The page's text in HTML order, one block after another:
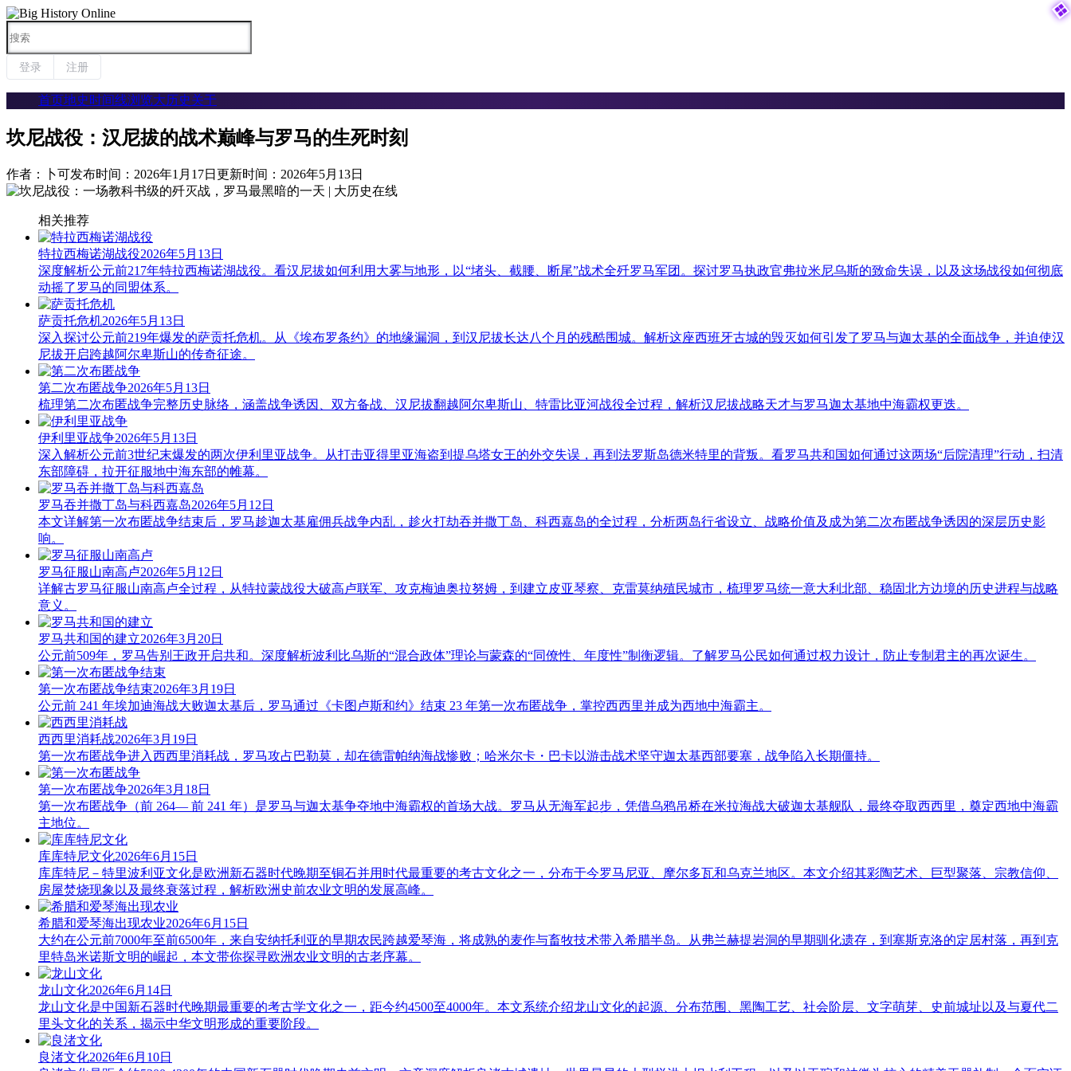
登录 注册
首页地史时间线浏览大历史关于
坎尼战役：汉尼拔的战术巅峰与罗马的生死时刻
作者：卜可发布时间：2026年1月17日 更新时间：2026年5月13日
相关推荐
特拉西梅诺湖战役2026年5月13日
深度解析公元前217年特拉西梅诺湖战役。看汉尼拔如何利用大雾与地形，以“堵头、截腰、断尾”战术全歼罗马军团。探讨罗马执政官弗拉米尼乌斯的致命失误，以及这场战役如何彻底
动摇了罗马的同盟体系。
萨贡托危机2026年5月13日
深入探讨公元前219年爆发的萨贡托危机。从《埃布罗条约》的地缘漏洞，到汉尼拔长达八个月的残酷围城。解析这座西班牙古城的毁灭如何引发了罗马与迦太基的全面战争，并迫使汉
尼拔开启跨越阿尔卑斯山的传奇征途。
第二次布匿战争2026年5月13日
梳理第二次布匿战争完整历史脉络，涵盖战争诱因、双方备战、汉尼拔翻越阿尔卑斯山、特雷比亚河战役全过程，解析汉尼拔战略天才与罗马迦太基地中海霸权更迭。
伊利里亚战争2026年5月13日
深入解析公元前3世纪末爆发的两次伊利里亚战争。从打击亚得里亚海盗到提乌塔女王的外交失误，再到法罗斯岛德米特里的背叛。看罗马共和国如何通过这两场“后院清理”行动，扫清
东部障碍，拉开征服地中海东部的帷幕。
罗马吞并撒丁岛与科西嘉岛2026年5月12日
本文详解第一次布匿战争结束后，罗马趁迦太基雇佣兵战争内乱，趁火打劫吞并撒丁岛、科西嘉岛的全过程，分析两岛行省设立、战略价值及成为第二次布匿战争诱因的深层历史影
响。
罗马征服山南高卢2026年5月12日
详解古罗马征服山南高卢全过程，从特拉蒙战役大破高卢联军、攻克梅迪奥拉努姆，到建立皮亚琴察、克雷莫纳殖民城市，梳理罗马统一意大利北部、稳固北方边境的历史进程与战略
意义。
罗马共和国的建立2026年3月20日
公元前509年，罗马告别王政开启共和。深度解析波利比乌斯的“混合政体”理论与蒙森的“同僚性、年度性”制衡逻辑。了解罗马公民如何通过权力设计，防止专制君主的再次诞生。
第一次布匿战争结束2026年3月19日
公元前 241 年埃加迪海战大败迦太基后，罗马通过《卡图卢斯和约》结束 23 年第一次布匿战争，掌控西西里并成为西地中海霸主。
西西里消耗战2026年3月19日
第一次布匿战争进入西西里消耗战，罗马攻占巴勒莫，却在德雷帕纳海战惨败；哈米尔卡・巴卡以游击战术坚守迦太基西部要塞，战争陷入长期僵持。
第一次布匿战争2026年3月18日
第一次布匿战争（前 264— 前 241 年）是罗马与迦太基争夺地中海霸权的首场大战。罗马从无海军起步，凭借乌鸦吊桥在米拉海战大破迦太基舰队，最终夺取西西里，奠定西地中海霸
主地位。
库库特尼文化2026年6月15日
库库特尼－特里波利亚文化是欧洲新石器时代晚期至铜石并用时代最重要的考古文化之一，分布于今罗马尼亚、摩尔多瓦和乌克兰地区。本文介绍其彩陶艺术、巨型聚落、宗教信仰、
房屋焚烧现象以及最终衰落过程，解析欧洲史前农业文明的发展高峰。
希腊和爱琴海出现农业2026年6月15日
大约在公元前7000年至前6500年，来自安纳托利亚的早期农民跨越爱琴海，将成熟的麦作与畜牧技术带入希腊半岛。从弗兰赫提岩洞的早期驯化遗存，到塞斯克洛的定居村落，再到克
里特岛米诺斯文明的崛起，本文带你探寻欧洲农业文明的古老序幕。
龙山文化2026年6月14日
龙山文化是中国新石器时代晚期最重要的考古学文化之一，距今约4500至4000年。本文系统介绍龙山文化的起源、分布范围、黑陶工艺、社会阶层、文字萌芽、史前城址以及与夏代二
里头文化的关系，揭示中华文明形成的重要阶段。
良渚文化2026年6月10日
